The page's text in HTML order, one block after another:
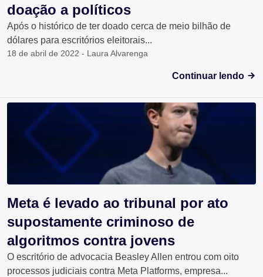
doação a políticos
Após o histórico de ter doado cerca de meio bilhão de
dólares para escritórios eleitorais...
18 de abril de 2022 - Laura Alvarenga
Continuar lendo
Meta é levado ao tribunal por ato
supostamente criminoso de
algoritmos contra jovens
O escritório de advocacia Beasley Allen entrou com oito
processos judiciais contra Meta Platforms, empresa...